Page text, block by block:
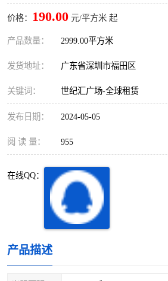
价格： 190.00 元/平方米 起
产品数量： 2999.00平方米
发货地址： 广东省深圳市福田区
关键词： 世纪汇广场-全球租赁
发布日期： 2024-05-05
阅 读 量： 955
在线QQ：
产品描述
南山后海
南山区
南头
深圳超级总部基地
华侨城
龙岗区